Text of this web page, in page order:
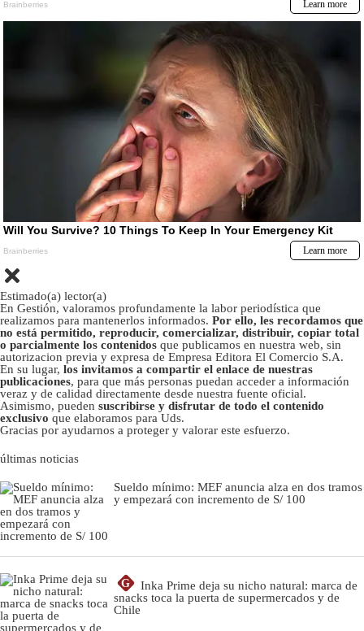
Estimado(a) lector(a)
En Gestión, valoramos profundamente la labor periodística que
realizamos para mantenerlos informados. Por ello, les recordamos que
no está permitido, reproducir, comercializar, distribuir, copiar total
o parcialmente los contenidos que publicamos en nuestra web, sin
autorizacion previa y expresa de Empresa Editora El Comercio S.A.
En su lugar, los invitamos a compartir el enlace de nuestras
publicaciones, para que más personas puedan acceder a información
veraz y de calidad directamente desde nuestra fuente oficial.
Asimismo, pueden suscribirse y disfrutar de todo el contenido
exclusivo que elaboramos para Uds.
Gracias por ayudarnos a proteger y valorar este esfuerzo.
últimas noticias
Sueldo mínimo: MEF anuncia alza en dos tramos
y empezará con incremento de S/ 100
G
Inka Prime deja su nicho natural: marca de
snacks toca la puerta de supermercados y de
Chile